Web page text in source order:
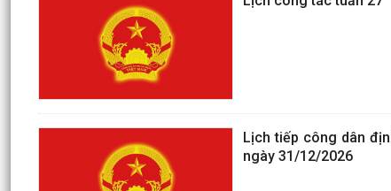
Lịch tiếp công dân
ngày 31/12/2026